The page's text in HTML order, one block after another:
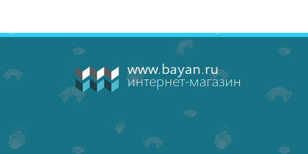
www.bayan.ru
интернет-магазин